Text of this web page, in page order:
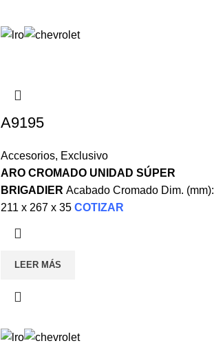
A9195
Accesorios, Exclusivo
ARO CROMADO UNIDAD SÚPER
BRIGADIER Acabado Cromado Dim. (mm):
211 x 267 x 35 COTIZAR
LEER MÁS